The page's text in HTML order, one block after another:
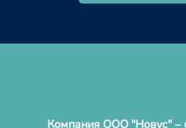
Компания ООО "Новус" –